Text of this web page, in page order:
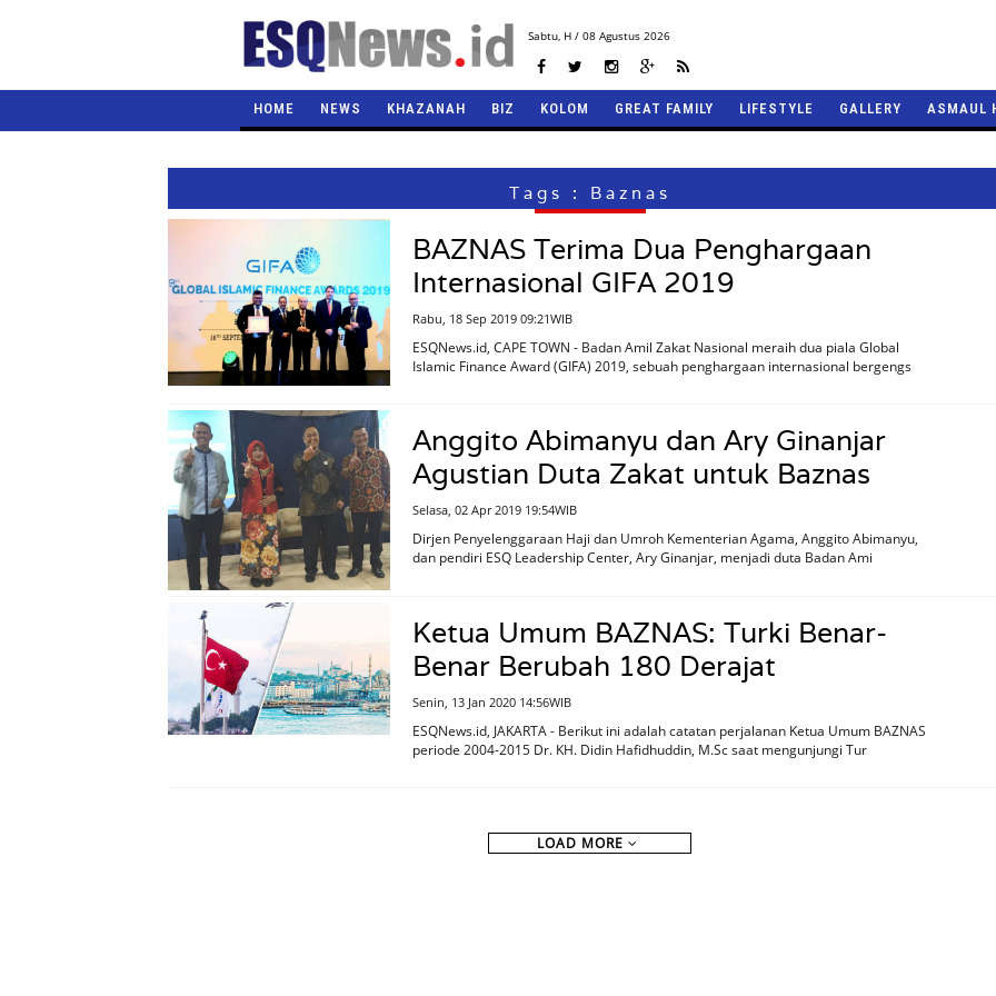
Sabtu,H / 08 Agustus 2026
HOME NEWS KHAZANAH BIZ KOLOM GREAT FAMILY LIFESTYLE GALLERY ASMAUL
Tags : Baznas
BAZNAS Terima Dua Penghargaan
Internasional GIFA 2019
Rabu, 18 Sep 2019 09:21WIB
ESQNews.id, CAPE TOWN - Badan Amil Zakat Nasional meraih dua piala Global
Islamic Finance Award (GIFA) 2019, sebuah penghargaan internasional bergengs
Anggito Abimanyu dan Ary Ginanjar
Agustian Duta Zakat untuk Baznas
Selasa, 02 Apr 2019 19:54WIB
Dirjen Penyelenggaraan Haji dan Umroh Kementerian Agama, Anggito Abimanyu,
dan pendiri ESQ Leadership Center, Ary Ginanjar, menjadi duta Badan Ami
Ketua Umum BAZNAS: Turki Benar-
Benar Berubah 180 Derajat
Senin, 13 Jan 2020 14:56WIB
ESQNews.id, JAKARTA - Berikut ini adalah catatan perjalanan Ketua Umum BAZNAS
periode 2004-2015 Dr. KH. Didin Hafidhuddin, M.Sc saat mengunjungi Tur
LOAD MORE